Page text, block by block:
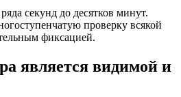
секунд до десятков минут.
проверку всякой
фиксацией.
является видимой и